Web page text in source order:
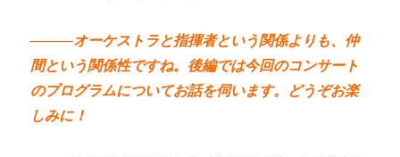
―――オーケストラと指揮者という関係よりも、仲
間という関係性ですね。後編では今回のコンサート
のプログラムについてお話を伺います。どうぞお楽
しみに！